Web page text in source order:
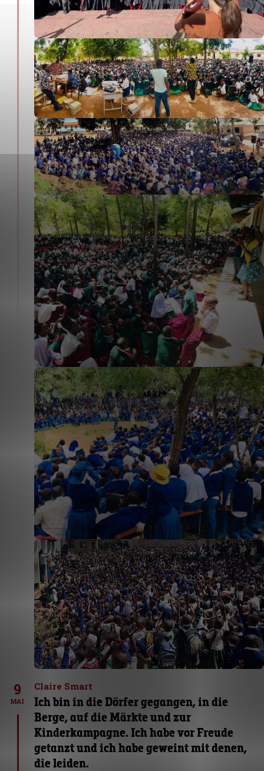
9
MAI
Claire Smart
Ich bin in die Dörfer gegangen, in die
Berge, auf die Märkte und zur
Kinderkampagne. Ich habe vor Freude
getanzt und ich habe geweint mit denen,
die leiden.